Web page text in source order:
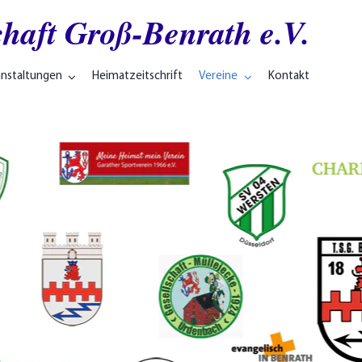
Groß-Benrath e.V.
Heimatzeitschrift Vereine Kontakt